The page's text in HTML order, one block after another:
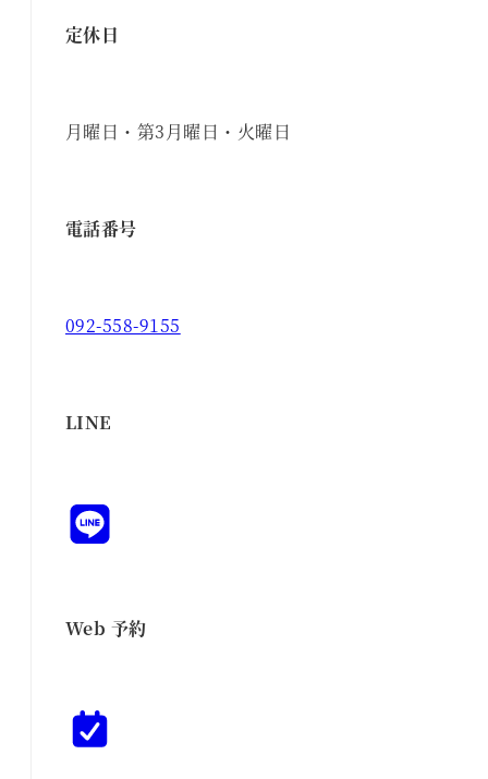
定休日
月曜日・第3月曜日・火曜日
電話番号
092-558-9155
LINE
Web 予約